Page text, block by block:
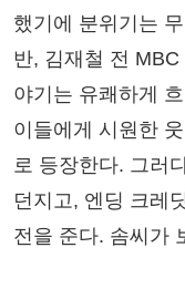
했기에 분위기는
반, 김재철 전
야기는 유쾌하게
이들에게 시원한
로 등장한다. 그러
던지고, 엔딩 크레
전을 준다. 솜씨가